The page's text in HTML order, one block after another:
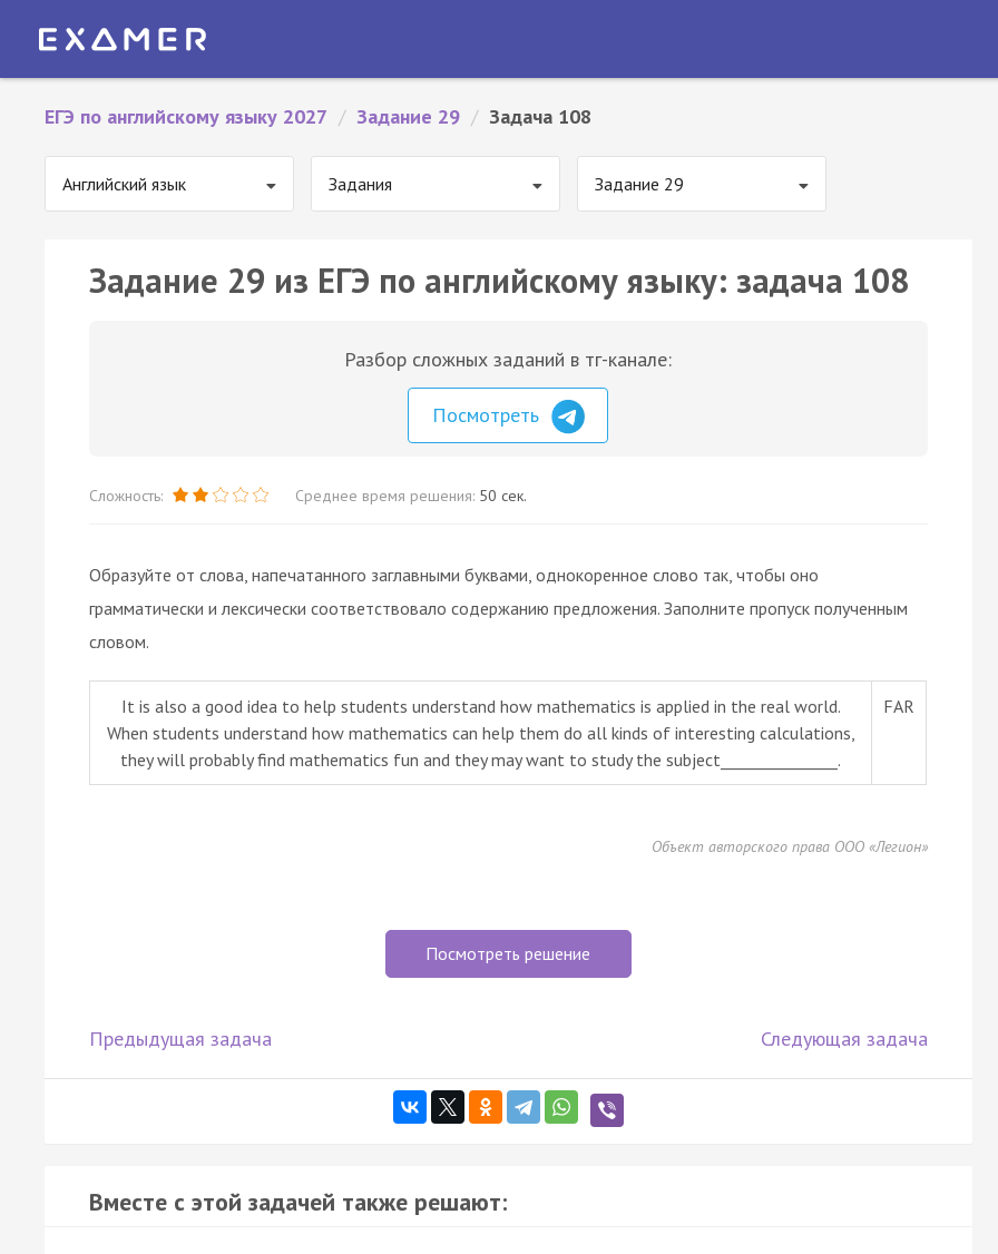
ЕГЭ по английскому языку 2027 / Задание 29 / Задача 108
Английский язык Задания Задание 29
Задание 29 из ЕГЭ по английскому языку: задача 108
Разбор сложных заданий в тг-канале:
Посмотреть
Сложность: Среднее время решения: 50 сек.
Образуйте от слова, напечатанного заглавными буквами, однокоренное слово так, чтобы оно
грамматически и лексически соответствовало содержанию предложения. Заполните пропуск полученным
словом.
It is also a good idea to help students understand how mathematics is applied in the real world.
When students understand how mathematics can help them do all kinds of interesting calculations,
they will probably find mathematics fun and they may want to study the subject_______________.
FAR
Объект авторского права ООО «Легион»
Посмотреть решение
Предыдущая задача Следующая задача
Вместе с этой задачей также решают: